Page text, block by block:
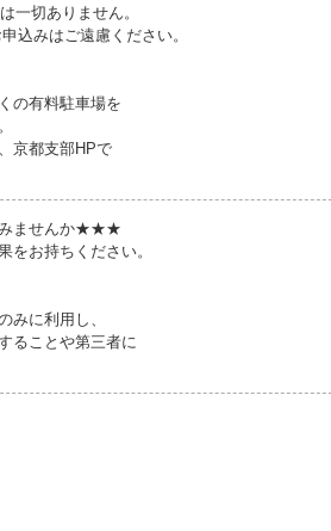
一切ありません。
込みはご遠慮ください。
の有料駐車場を
京都支部HPで
みませんか★★★
をお持ちください。
みに利用し、
ることや第三者に